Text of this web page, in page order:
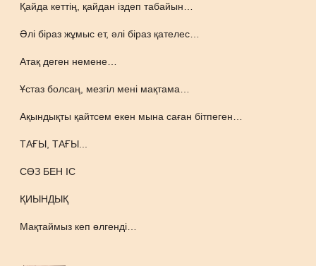
Қайда кеттің, қайдан іздеп табайын…
Әлі біраз жұмыс ет, әлі біраз қателес…
Атақ деген немене…
Ұстаз болсаң, мезгіл мені мақтама…
Ақындықты қайтсем екен мына саған бітпеген…
ТАҒЫ, ТАҒЫ...
СӨЗ БЕН ІС
ҚИЫНДЫҚ
Мақтаймыз кеп өлгенді…